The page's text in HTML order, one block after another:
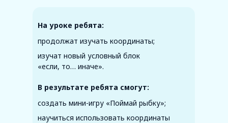
На уроке ребята:
В результате ребята смогут:
продолжат изучать координаты;
изучат новый условный блок
«если, то… иначе».
создать мини-игру «Поймай рыбку»;
научиться использовать координаты